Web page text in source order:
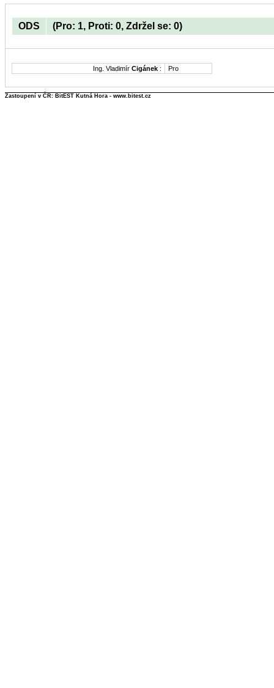
ODS (Pro: 1, Proti: 0, Zdržel se: 0)
Ing. Vladimír Cigánek : Pro
Zastoupení v ČR: BitEST Kutná Hora - www.bitest.cz